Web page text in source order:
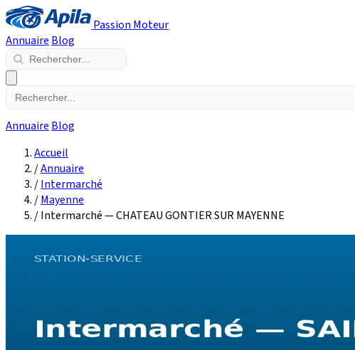
Passion Moteur
Annuaire Blog
Annuaire Blog
Accueil
/Annuaire
/Intermarché
/Mayenne
/Intermarché — CHATEAU GONTIER SUR MAYENNE